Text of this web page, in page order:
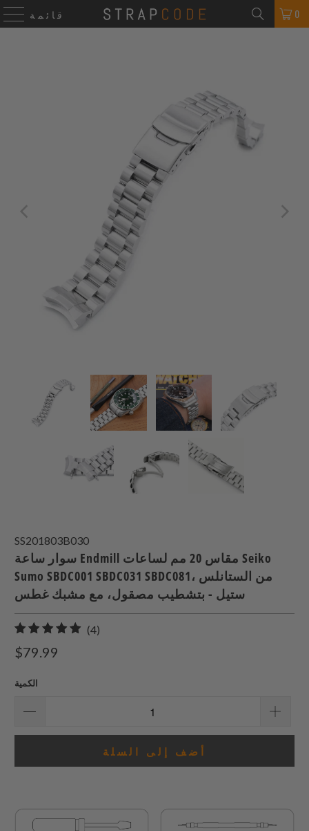
قائمة 0
SS201803B030
سوار ساعة Endmill مقاس 20 مم لساعات Seiko
Sumo SBDC001 SBDC031 SBDC081، من الستانلس
ستيل - بتشطيب مصقول، مع مشبك غطس
(4)
$79.99
الكمية
أضف إلى السلة